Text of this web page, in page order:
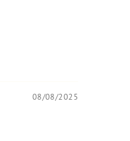
08/08/2025